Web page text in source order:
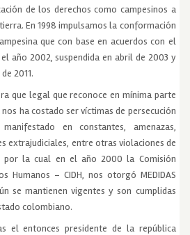
de los derechos como campesinos a
En 1998 impulsamos la conformación
que con base en acuerdos con el
año 2002, suspendida en abril de 2003 y
2011.
que legal que reconoce en mínima parte
ha costado ser víctimas de persecución
en constantes, amenazas,
extrajudiciales, entre otras violaciones de
por la cual en el año 2000 la Comisión
Humanos – CIDH, nos otorgó MEDIDAS
se mantienen vigentes y son cumplidas
colombiano.
el entonces presidente de la república